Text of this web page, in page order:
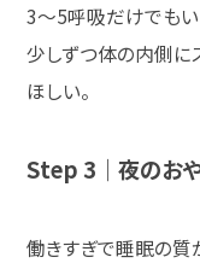
3〜5呼吸だけでもい
少しずつ体の内側に
ほしい。
Step 3｜夜のお
働きすぎで睡眠の質